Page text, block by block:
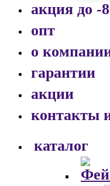
акция до -
опт
о
гарантии
акции
контакты
каталог